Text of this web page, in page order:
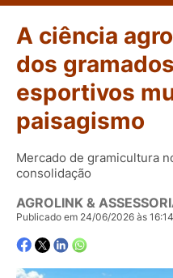
A ciência
dos
esportivos
paisagismo
Mercado de gramicultura
consolidação
AGROLINK &
Publicado em 24/06/2026 às